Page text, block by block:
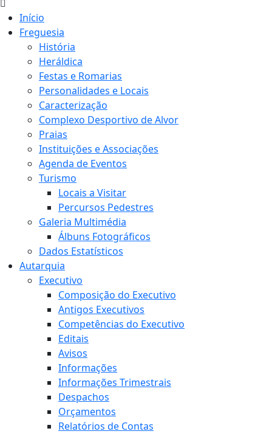
Início
Freguesia
História
Heráldica
Festas e Romarias
Personalidades e Locais
Caracterização
Complexo Desportivo de Alvor
Praias
Instituições e Associações
Agenda de Eventos
Turismo
Locais a Visitar
Percursos Pedestres
Galeria Multimédia
Álbuns Fotográficos
Dados Estatísticos
Autarquia
Executivo
Composição do Executivo
Antigos Executivos
Competências do Executivo
Editais
Avisos
Informações
Informações Trimestrais
Despachos
Orçamentos
Relatórios de Contas